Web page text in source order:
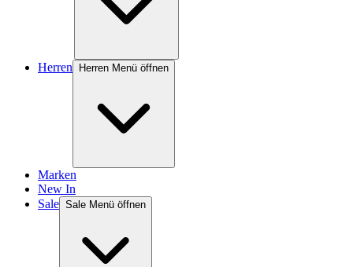
Herren Herren Menü öffnen
Marken
New In
Sale Sale Menü öffnen